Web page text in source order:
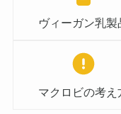
ヴィーガン乳製
マクロビの考え